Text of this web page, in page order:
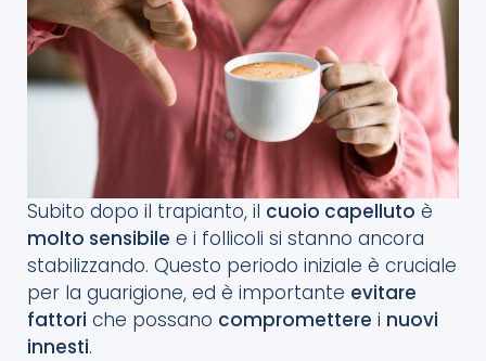
Subito dopo il trapianto, il cuoio capelluto è
molto sensibile e i follicoli si stanno ancora
stabilizzando. Questo periodo iniziale è cruciale
per la guarigione, ed è importante evitare
fattori che possano compromettere i nuovi
innesti.